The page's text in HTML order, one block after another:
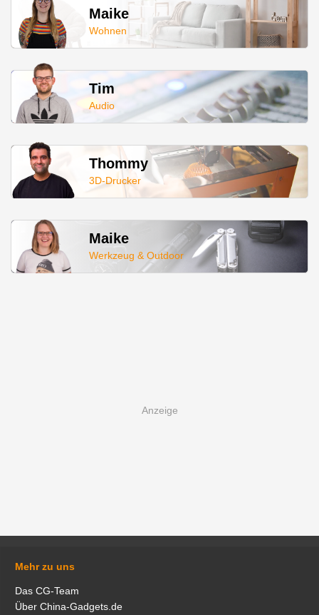
Maike
Wohnen
Tim
Audio
Thommy
3D-Drucker
Maike
Werkzeug & Outdoor
Mehr zu uns
Das CG-Team
Über China-Gadgets.de